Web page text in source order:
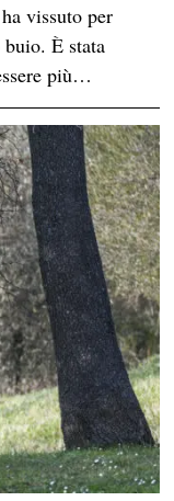
vissuto per
È stata
più…